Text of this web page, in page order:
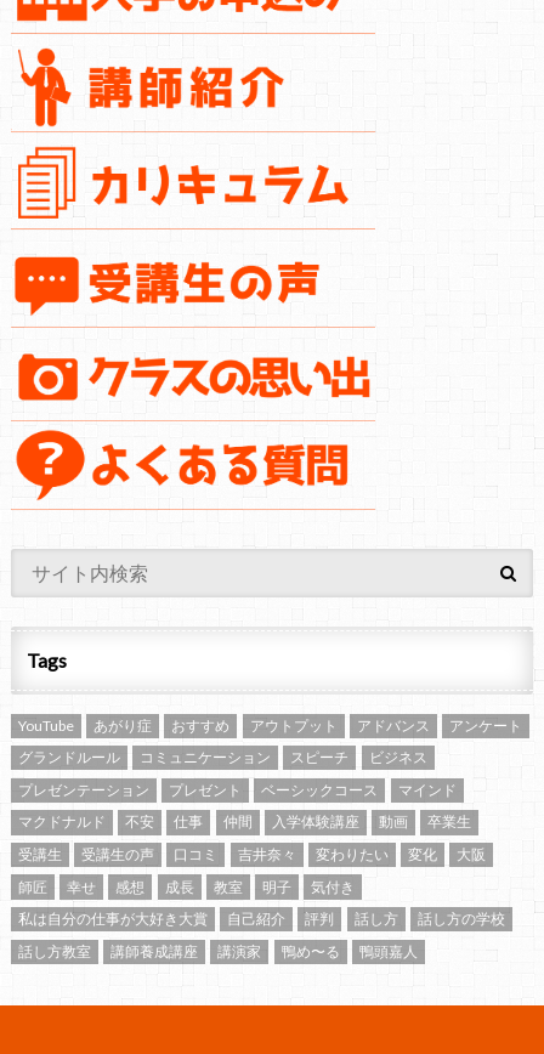
Tags
YouTube あがり症 おすすめ アウトプット アドバンス
アンケート
グランドルール
コミュニケーション スピーチ
ビジネス
プレゼンテーション
プレゼント ベーシックコース
マインド
マクドナルド
不安 仕事 仲間 入学体験講座 動画
卒業生
受講生
受講生の声 口コミ 吉井奈々 変わりたい 変化
大阪
師匠
幸せ 感想 成長 教室 明子
気付き
私は自分の仕事が大好き大賞
自己紹介 評判 話し方
話し方の学校
話し方教室
講師養成講座 講演家 鴨め〜る 鴨頭嘉人